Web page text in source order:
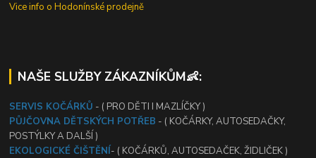
Vice info o Hodonínské prodejně
NAŠE SLUŽBY ZÁKAZNÍKŮM👶:
SERVIS KOČÁRKŮ - ( PRO DĚTI I MAZLÍČKY )
PŮJČOVNA DĚTSKÝCH POTŘEB - ( KOČÁRKY, AUTOSEDAČKY,
POSTÝLKY A DALŠÍ )
EKOLOGICKÉ ČIŠTĚNÍ- ( KOČÁRKŮ, AUTOSEDAČEK, ŽIDLIČEK )